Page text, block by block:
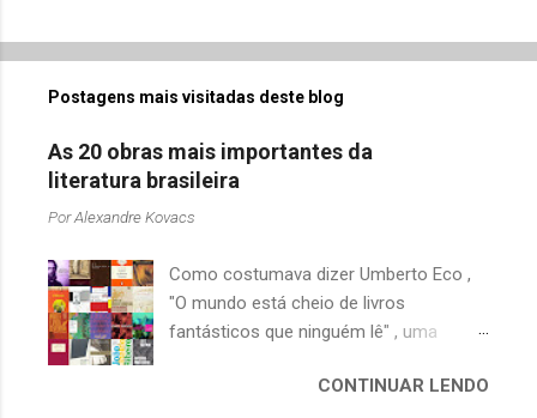
o
n
t
á
o
s
Postagens mais visitadas deste blog
As 20 obras mais importantes da
literatura brasileira
PorAlexandre Kovacs
Como costumava dizer Umberto Eco ,
"O mundo está cheio de livros
fantásticos que ninguém lê" , uma
quando falamos de clássicos da
CONTINUAR LENDO